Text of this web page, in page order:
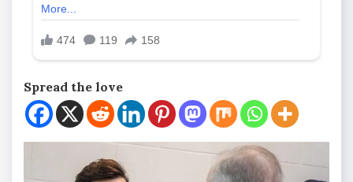
Spread the love